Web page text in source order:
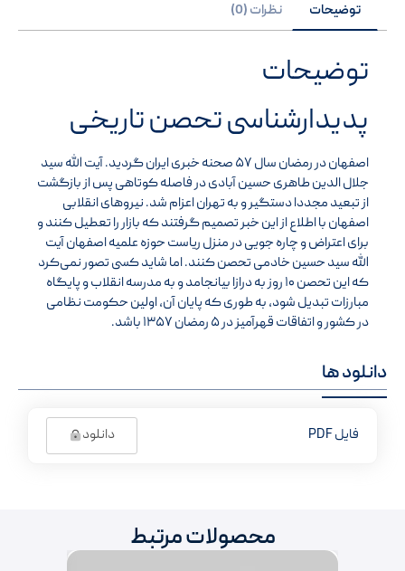
توضیحات نظرات (0)
توضیحات
پدیدارشناسی تحصن تاریخی
اصفهان در رمضان سال ۵۷ صحنه خبری ایران گردید. آیت الله سید
جلال الدین طاهری حسین آبادی در فاصله کوتاهی پس از بازگشت
از تبعید مجددا دستگیر و به تهران اعزام شد. نیروهای انقلابی
اصفهان با اطلاع از این خبر تصمیم گرفتند که بازار را تعطیل کنند و
برای اعتراض و چاره جویی در منزل ریاست حوزه علمیه اصفهان آیت
الله سید حسین خادمی تحصن کنند. اما شاید کسی تصور نمی‌کرد
که این تحصن ۱۰ روز به درازا بیانجامد و به مدرسه انقلاب و پایگاه
مبارزات تبدیل شود، به طوری که پایان آن، اولین حکومت نظامی
در کشور و اتفاقات قهرآمیز در ۵ رمضان ۱۳۵۷ باشد.
دانلود ها
فایل PDF دانلود
محصولات مرتبط